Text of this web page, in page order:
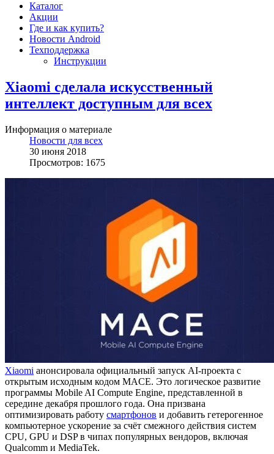
Каталог
Акции
Где и как купить?
Новости Android
Техподдержка
Инструкции
Xiaomi сделала искусственный
интеллект доступным для всех
Информация о материале
Новости для всех
30 июня 2018
Просмотров: 1675
Xiaomi анонсировала официальный запуск AI-проекта с
открытым исходным кодом MACE. Это логическое развитие
программы Mobile AI Compute Engine, представленной в
середине декабря прошлого года. Она призвана
оптимизировать работу смартфонов и добавить гетерогенное
компьютерное ускорение за счёт смежного действия систем
CPU, GPU и DSP в чипах популярных вендоров, включая
Qualcomm и MediaTek.